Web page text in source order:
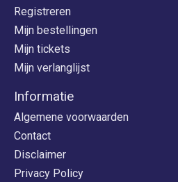
Registreren
Mijn bestellingen
Mijn tickets
Mijn verlanglijst
Informatie
Algemene voorwaarden
Contact
Disclaimer
Privacy Policy